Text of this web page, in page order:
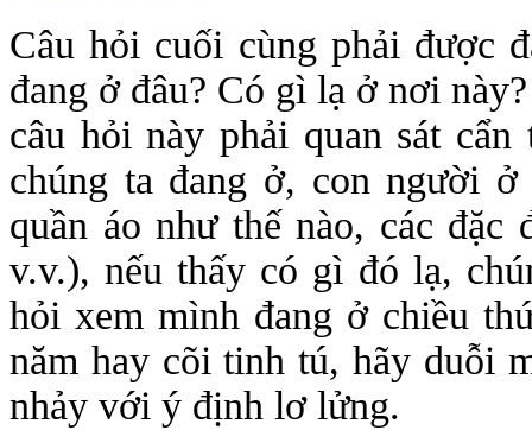
Câu hỏi cuối cùng phải được
đang ở đâu? Có gì lạ ở nơi
câu hỏi này phải quan sát cẩn
chúng ta đang ở, con người ở
quần áo như thế nào, các đặc
v.v.), nếu thấy có gì đó lạ,
hỏi xem mình đang ở chiều
năm hay cõi tinh tú, hãy duỗi
nhảy với ý định lơ lửng.